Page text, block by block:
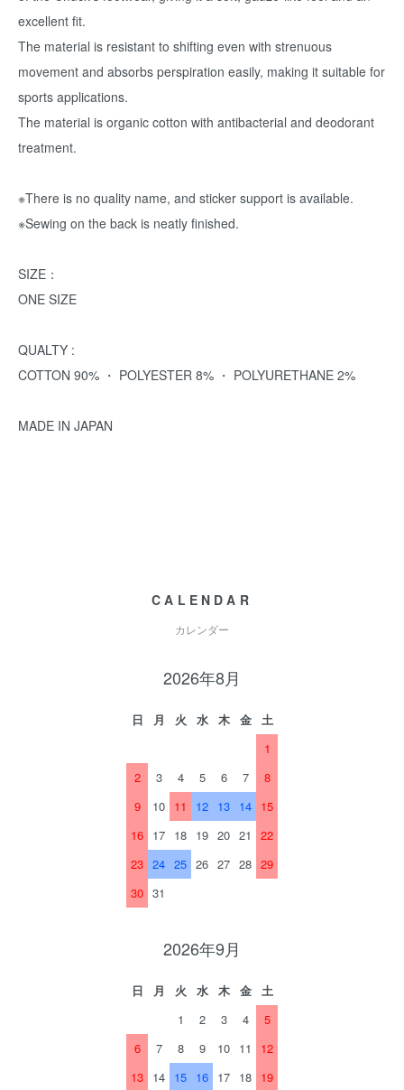
excellent fit.
The material is resistant to shifting even with strenuous
movement and absorbs perspiration easily, making it suitable for
sports applications.
The material is organic cotton with antibacterial and deodorant
treatment.
※There is no quality name, and sticker support is available.
※Sewing on the back is neatly finished.
SIZE：
ONE SIZE
QUALTY :
COTTON 90% ・ POLYESTER 8% ・ POLYURETHANE 2%
MADE IN JAPAN
CALENDAR
カレンダー
2026年8月
日 月 火 水 木 金
土
1
2
3 4 5 6 7
8
9
10 11 12 13 14 15
16 17 18 19 20 21
22
23 24 25 26 27 28 29
30 31
2026年9月
日 月 火 水 木 金
土
1
2 3 4
5
6
7 8 9 10 11
12
13 14 15 16 17 18 19